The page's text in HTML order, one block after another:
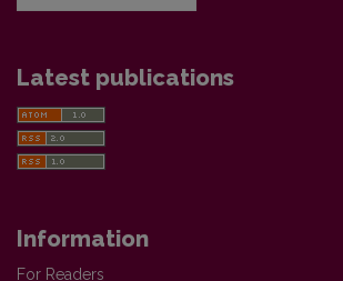
Latest publications
Information
For Readers